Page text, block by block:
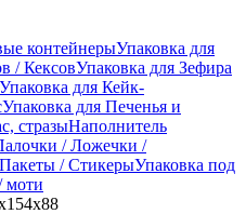
контейнерыУпаковка для
/ КексовУпаковка для Зефира
Упаковка для Кейк-
Упаковка для Печенья и
стразыНаполнитель
/ Ложечки /
Пакеты / СтикерыУпаковка под
моти